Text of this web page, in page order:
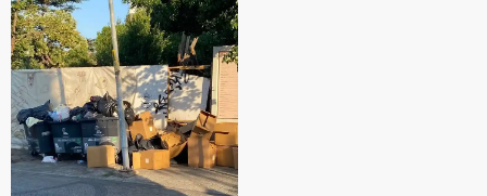
isimler atadı